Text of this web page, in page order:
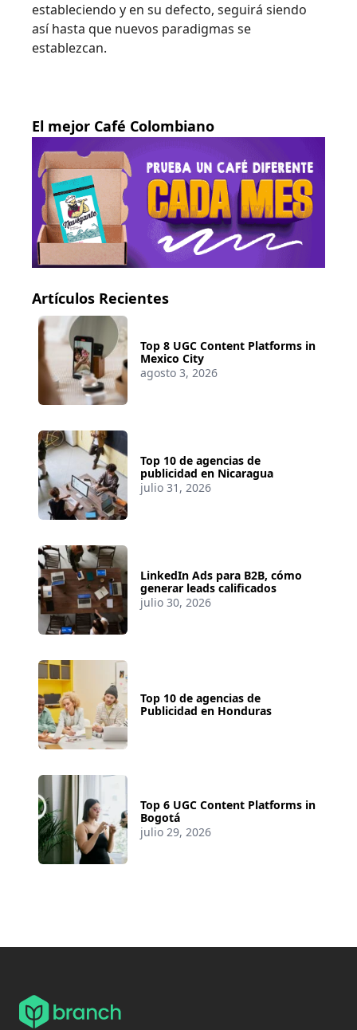
estableciendo y en su defecto, seguirá siendo
así hasta que nuevos paradigmas se
establezcan.
El mejor Café Colombiano
Artículos Recientes
Top 8 UGC Content Platforms in
Mexico City
agosto 3, 2026
Top 10 de agencias de
publicidad en Nicaragua
julio 31, 2026
LinkedIn Ads para B2B, cómo
generar leads calificados
julio 30, 2026
Top 10 de agencias de
Publicidad en Honduras
Top 6 UGC Content Platforms in
Bogotá
julio 29, 2026